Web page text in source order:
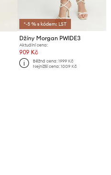
*-5 % s kódem: LST
Džíny Morgan PWIDE3
Aktuální cena:
909 Kč
Běžná cena: 1999 Kč
Nejnižší cena: 1009 Kč